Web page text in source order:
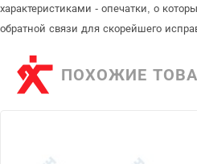
характеристиками - опечатки, о
обратной связи для скорейшего
ПОХОЖИЕ